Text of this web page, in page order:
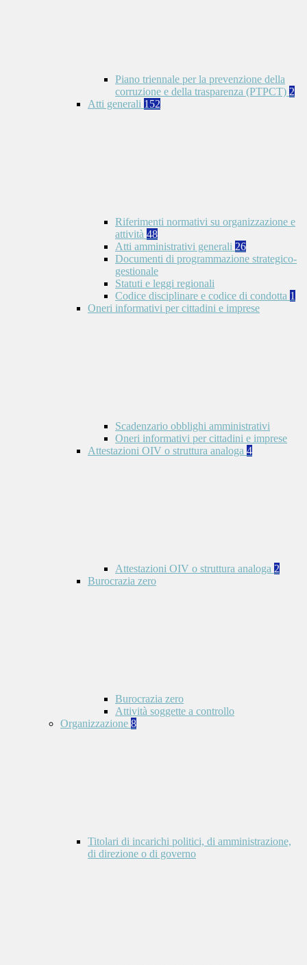
Piano triennale per la prevenzione della
corruzione e della trasparenza (PTPCT) 2
Atti generali 152
Riferimenti normativi su organizzazione e
attività 48
Atti amministrativi generali 26
Documenti di programmazione strategico-
gestionale
Statuti e leggi regionali
Codice disciplinare e codice di condotta 1
Oneri informativi per cittadini e imprese
Scadenzario obblighi amministrativi
Oneri informativi per cittadini e imprese
Attestazioni OIV o struttura analoga 4
Attestazioni OIV o struttura analoga 2
Burocrazia zero
Burocrazia zero
Attività soggette a controllo
Organizzazione 8
Titolari di incarichi politici, di amministrazione,
di direzione o di governo